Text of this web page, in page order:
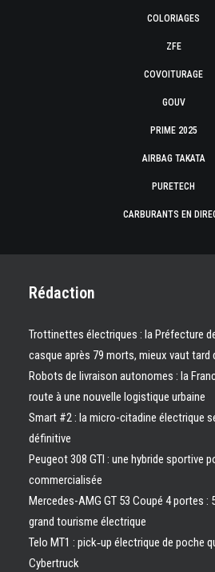
COLORIAGES
ZFE
COVOITURAGE
GOUV
PRIME 2025
AIRBAG TAKATA
PURETECH
CARBURANTS EN
Rédaction
Trottinettes électriques : la Préfecture
casque après 79 morts, mieux vaut tard
Robots de livraison autonomes : la
route à une nouvelle logistique urbaine
Smart #2 : la micro-citadine électrique
définitive
Peugeot 308 GTI : une hybride sportive
commercialisée
Mercedes-AMG GT 53 Coupé 4 portes :
grand tourisme électrique
Telo MT1 : pick‑up électrique de poche
Cybertruck